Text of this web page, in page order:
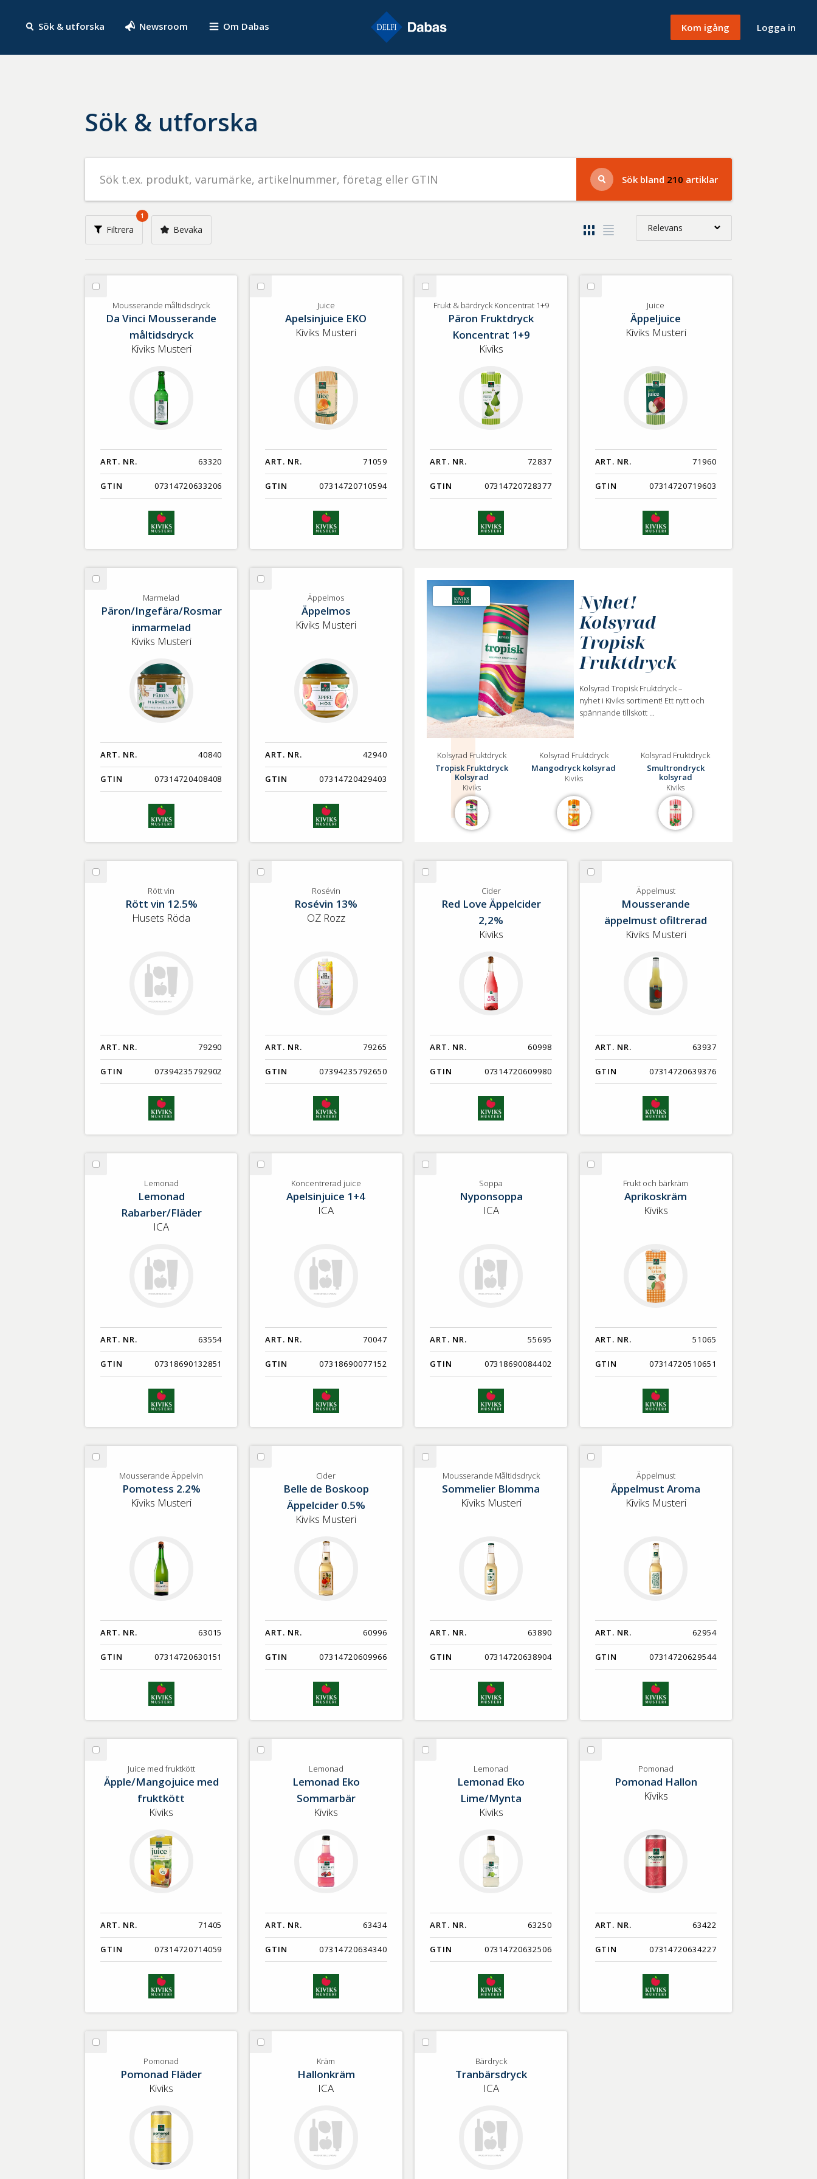
Sök & utforska Newsroom Om Dabas Kom igång Logga in
Sök & utforska
Sök
livsmedel
på
t.ex.
produkt,
varumärke,
GTIN
Sök bland 210 artiklar
Filtrera
1
Bevaka Relevans
Nyaste
Benämning A-Ö
Varumärken A-Ö
GTIN
Med bild först
Välj
Mousserande
måltidsdryck
Mousserande måltidsdryck
Da Vinci Mousserande
måltidsdryck
Kiviks Musteri
ART. NR. 63320
GTIN 07314720633206
Välj
Juice
Apelsinjuice EKO
Kiviks Musteri
ART. NR. 71059
GTIN 07314720710594
Välj
Frukt
bärdryck
Frukt & bärdryck Koncentrat 1+9
Päron Fruktdryck
Koncentrat 1+9
Kiviks
ART. NR. 72837
GTIN 07314720728377
Välj
Juice
Äppeljuice
Kiviks Musteri
ART. NR. 71960
GTIN 07314720719603
Välj
Marmelad
Päron/Ingefära/Rosmar
inmarmelad
Kiviks Musteri
ART. NR. 40840
GTIN 07314720408408
Välj
Äppelmos
Äppelmos
Kiviks Musteri
ART. NR. 42940
GTIN 07314720429403
Nyhet!
Kolsyrad
Tropisk
Fruktdryck
Kolsyrad Tropisk Fruktdryck –
nyhet i Kiviks sortiment! Ett nytt och
spännande tillskott ...
Kolsyrad Fruktdryck
Tropisk Fruktdryck
Kolsyrad
Kiviks
Kolsyrad Fruktdryck
Mangodryck kolsyrad
Kiviks
Kolsyrad Fruktdryck
Smultrondryck
kolsyrad
Kiviks
Välj
Rött vin
Rött vin 12.5%
Husets Röda
ART. NR. 79290
GTIN 07394235792902
Välj
Rosévin
Rosévin 13%
OZ Rozz
ART. NR. 79265
GTIN 07394235792650
Välj
Cider
Red Love Äppelcider
2,2%
Kiviks
ART. NR. 60998
GTIN 07314720609980
Välj
Äppelmust
Mousserande
äppelmust ofiltrerad
Kiviks Musteri
ART. NR. 63937
GTIN 07314720639376
Välj
Lemonad
Lemonad
Rabarber/Fläder
ICA
ART. NR. 63554
GTIN 07318690132851
Välj
Koncentrerad
Koncentrerad juice
Apelsinjuice 1+4
ICA
ART. NR. 70047
GTIN 07318690077152
Välj
Soppa
Nyponsoppa
ICA
ART. NR. 55695
GTIN 07318690084402
Välj
Frukt och bärkräm
Aprikoskräm
Kiviks
ART. NR. 51065
GTIN 07314720510651
Välj
Mousserande
Äppelvin
Mousserande Äppelvin
Pomotess 2.2%
Kiviks Musteri
ART. NR. 63015
GTIN 07314720630151
Välj
Cider
Belle de Boskoop
Äppelcider 0.5%
Kiviks Musteri
ART. NR. 60996
GTIN 07314720609966
Välj
Mousserande
Måltidsdryck
Mousserande Måltidsdryck
Sommelier Blomma
Kiviks Musteri
ART. NR. 63890
GTIN 07314720638904
Välj
Äppelmust
Äppelmust Aroma
Kiviks Musteri
ART. NR. 62954
GTIN 07314720629544
Välj
med
Juice med fruktkött
Äpple/Mangojuice med
fruktkött
Kiviks
ART. NR. 71405
GTIN 07314720714059
Välj
Lemonad
Lemonad Eko
Sommarbär
Kiviks
ART. NR. 63434
GTIN 07314720634340
Välj
Lemonad
Lemonad Eko
Lime/Mynta
Kiviks
ART. NR. 63250
GTIN 07314720632506
Välj
Pomonad
Pomonad Hallon
Kiviks
ART. NR. 63422
GTIN 07314720634227
Välj
Pomonad
Pomonad Fläder
Kiviks
Välj
Kräm
Hallonkräm
ICA
Välj
Bärdryck
Tranbärsdryck
ICA